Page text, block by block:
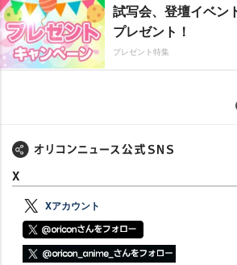
試写会、登壇イベン
プレゼント！
プレゼント特集
X
Xアカウント